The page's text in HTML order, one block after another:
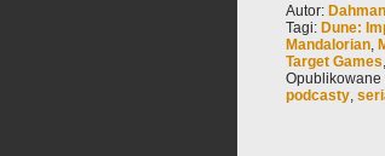
Autor: Dahman
Tagi: Dune:
Mandalorian,
Target Games,
Opublikowane
podcasty,